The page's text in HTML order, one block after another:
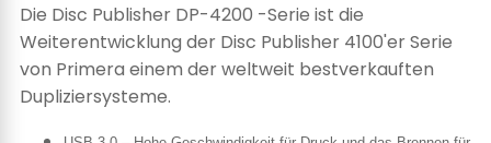
Die Disc Publisher DP-4200 -Serie ist die
Weiterentwicklung der Disc Publisher 4100'er Serie
von Primera einem der weltweit bestverkauften
Dupliziersysteme.